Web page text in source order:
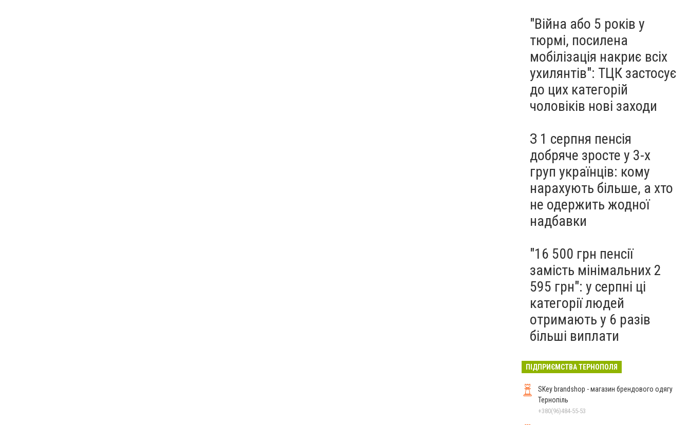
"Війна або 5 років у
тюрмі, посилена
мобілізація накриє всіх
ухилянтів": ТЦК застосує
до цих категорій
чоловіків нові заходи
З 1 серпня пенсія
добряче зросте у 3-х
груп українців: кому
нарахують більше, а хто
не одержить жодної
надбавки
"16 500 грн пенсії
замість мінімальних 2
595 грн": у серпні ці
категорії людей
отримають у 6 разів
більші виплати
ПІДПРИЄМСТВА ТЕРНОПОЛЯ
SKey brandshop - магазин брендового одягу
Тернопіль
+380(96)484-55-53